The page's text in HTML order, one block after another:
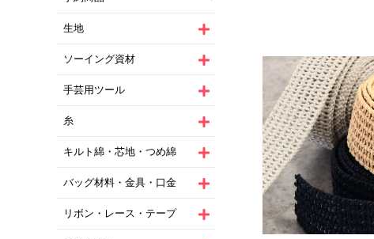
生地
ソーイング資材
手芸用ツール
糸
キルト綿・芯地・つめ綿
バッグ材料・金具・口金
リボン・レース・テープ